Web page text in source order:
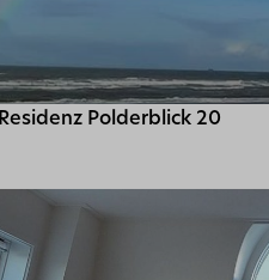
Residenz Polderblick 20